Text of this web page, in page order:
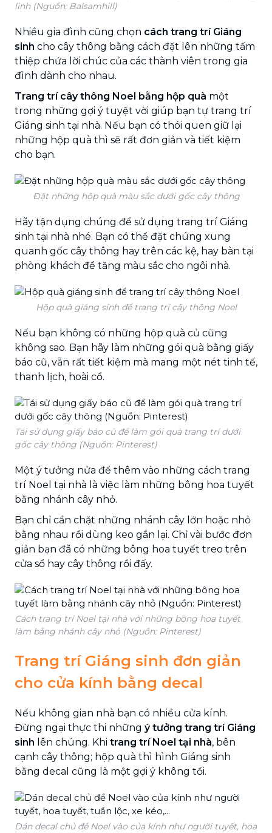
linh (Nguồn: Balsamhill)
Nhiều gia đình cũng chọn cách trang trí Giáng
sinh cho cây thông bằng cách đặt lên những tấm
thiệp chứa lời chúc của các thành viên trong gia
đình dành cho nhau.
Trang trí cây thông Noel bằng hộp quà một
trong những gợi ý tuyệt vời giúp bạn tự trang trí
Giáng sinh tại nhà. Nếu bạn có thói quen giữ lại
những hộp quà thì sẽ rất đơn giản và tiết kiệm
cho bạn.
Đặt những hộp quà màu sắc dưới gốc cây thông
Hãy tận dụng chúng để sử dụng trang trí Giáng
sinh tại nhà nhé. Bạn có thể đặt chúng xung
quanh gốc cây thông hay trên các kệ, hay bàn tại
phòng khách để tăng màu sắc cho ngôi nhà.
Hộp quà giáng sinh để trang trí cây thông Noel
Nếu bạn không có những hộp quà củ cũng
không sao. Bạn hãy làm những gói quà bằng giấy
báo cũ, vẫn rất tiết kiệm mà mang một nét tinh tế,
thanh lịch, hoài cổ.
Tái sử dụng giấy báo cũ để làm gói quà trang trí dưới
gốc cây thông (Nguồn: Pinterest)
Một ý tưởng nửa để thêm vào những cách trang
trí Noel tại nhà là việc làm những bông hoa tuyết
bằng nhánh cây nhỏ.
Bạn chỉ cần chặt những nhánh cây lớn hoặc nhỏ
bằng nhau rồi dùng keo gắn lại. Chỉ vài bước đơn
giản bạn đã có những bông hoa tuyết treo trên
cửa sổ hay cây thông rồi đấy.
Cách trang trí Noel tại nhà với những bông hoa tuyết
làm bằng nhánh cây nhỏ (Nguồn: Pinterest)
Trang trí Giáng sinh đơn giản
cho cửa kính bằng decal
Nếu không gian nhà bạn có nhiều cửa kính.
Đừng ngại thực thi những ý tưởng trang trí Giáng
sinh lên chúng. Khi trang trí Noel tại nhà, bên
cạnh cây thông; hộp quà thì hình Giáng sinh
bằng decal cũng là một gợi ý không tồi.
Dán decal chủ đề Noel vào của kính như người tuyết, hoa